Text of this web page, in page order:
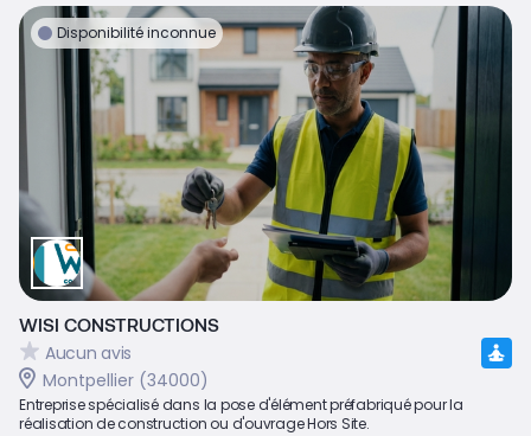
Disponibilité inconnue
WISI CONSTRUCTIONS
Aucun avis
Montpellier (34000)
Entreprise spécialisé dans la pose d'élément préfabriqué pour la
réalisation de construction ou d'ouvrage Hors Site.